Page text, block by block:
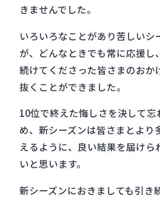
きませんでした。
いろいろなことがあり苦しいシ
が、どんなときでも常に応援し
続けてくださった皆さまのおか
抜くことができました。
10位で終えた悔しさを決して忘
め、新シーズンは皆さまとより
えるように、良い結果を届けら
いと思います。
新シーズンにおきましても引き